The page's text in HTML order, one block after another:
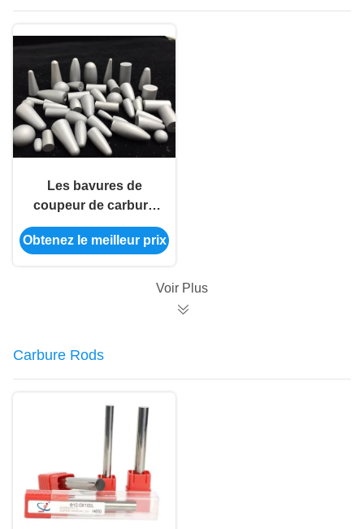
Les bavures de
coupeur de carbure
masquent le service
adapté aux besoins
mécaniques d'alésoir
Obtenez le meilleur prix
Voir Plus
Carbure Rods